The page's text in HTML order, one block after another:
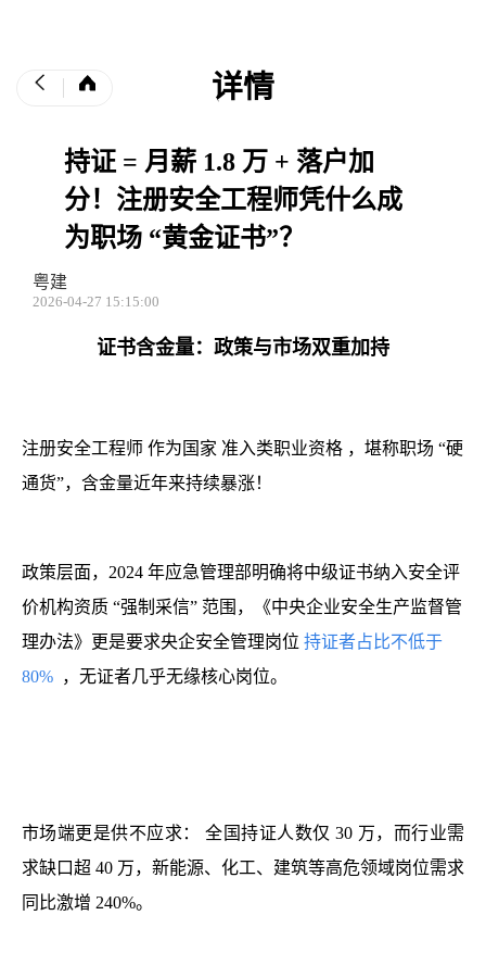
详情
持证 = 月薪 1.8 万 + 落户加
分！注册安全工程师凭什么成
为职场 “黄金证书”？
粤建
2026-04-27 15:15:00
证书含金量：政策与市场双重加持
注册安全工程师 作为国家 准入类职业资格 ，堪称职场 “硬
通货”，含金量近年来持续暴涨！
政策层面，2024 年应急管理部明确将中级证书纳入安全评
价机构资质 “强制采信” 范围，《中央企业安全生产监督管
理办法》更是要求央企安全管理岗位 持证者占比不低于
80% ，无证者几乎无缘核心岗位。
市场端更是供不应求：
全国持证人数仅 30 万，而行业需
求缺口超 40 万，新能源、化工、建筑等高危领域岗位需求
同比激增 240%。